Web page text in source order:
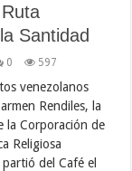
Santidad
0 597
venezolanos
Rendiles, la
la Corporación de
Religiosa
del Café el